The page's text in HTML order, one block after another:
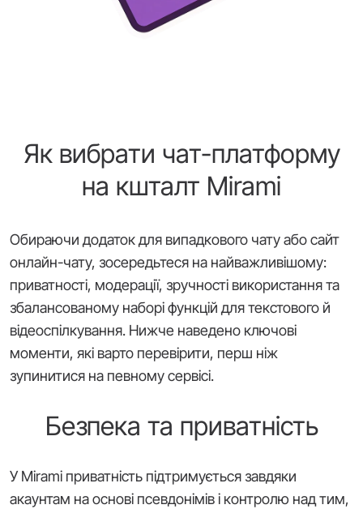
Як вибрати чат-платформу
на кшталт Mirami
Обираючи додаток для випадкового чату або сайт
онлайн-чату, зосередьтеся на найважливішому:
приватності, модерації, зручності використання та
збалансованому наборі функцій для текстового й
відеоспілкування. Нижче наведено ключові
моменти, які варто перевірити, перш ніж
зупинитися на певному сервісі.
Безпека та приватність
У Mirami приватність підтримується завдяки
акаунтам на основі псевдонімів і контролю над тим,